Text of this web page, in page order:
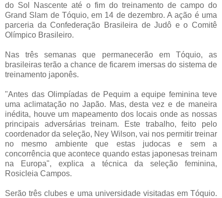
do Sol Nascente até o fim do treinamento de campo do
Grand Slam de Tóquio, em 14 de dezembro. A ação é uma
parceria da Confederação Brasileira de Judô e o Comitê
Olímpico Brasileiro.
Nas três semanas que permanecerão em Tóquio, as
brasileiras terão a chance de ficarem imersas do sistema de
treinamento japonês.
"Antes das Olimpíadas de Pequim a equipe feminina teve
uma aclimatação no Japão. Mas, desta vez e de maneira
inédita, houve um mapeamento dos locais onde as nossas
principais adversárias treinam. Este trabalho, feito pelo
coordenador da seleção, Ney Wilson, vai nos permitir treinar
no mesmo ambiente que estas judocas e sem a
concorrência que acontece quando estas japonesas treinam
na Europa", explica a técnica da seleção feminina,
Rosicleia Campos.
Serão três clubes e uma universidade visitadas em Tóquio.